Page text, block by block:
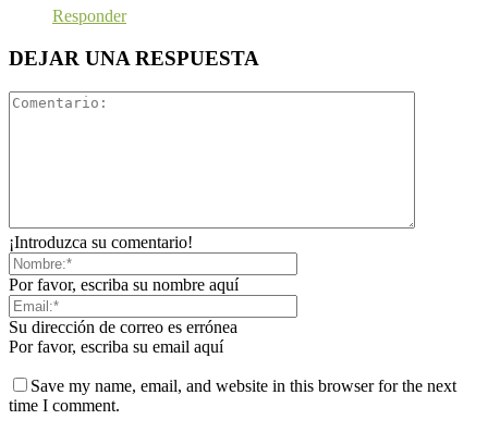
Responder
DEJAR UNA RESPUESTA
¡Introduzca su comentario!
Por favor, escriba su nombre aquí
Su dirección de correo es errónea
Por favor, escriba su email aquí
Save my name, email, and website in this browser for the next
time I comment.